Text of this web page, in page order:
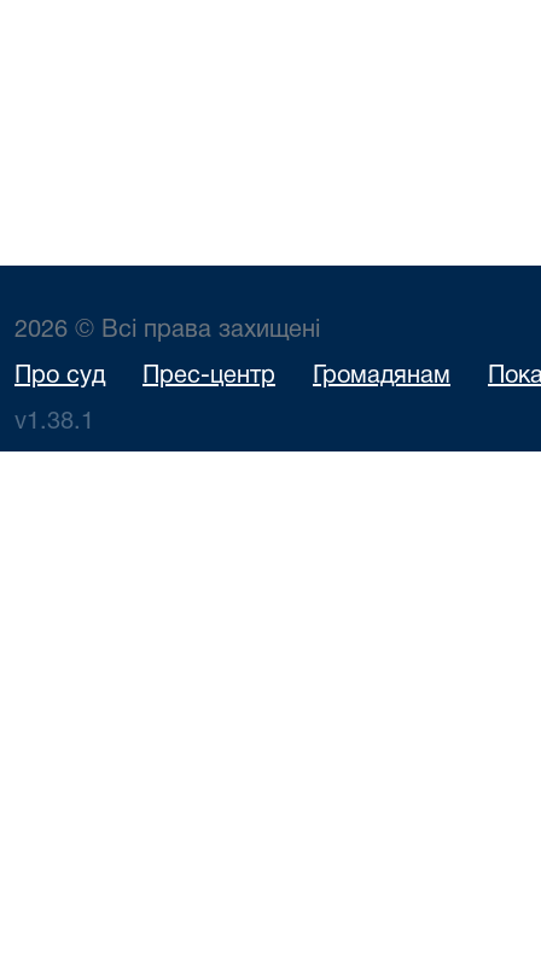
2026 © Всі права захищені
Про суд Прес-центр Громадянам
v1.38.1